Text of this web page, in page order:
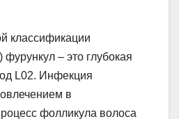
классификации
– это глубокая
L02. Инфекция
в
фолликула волоса